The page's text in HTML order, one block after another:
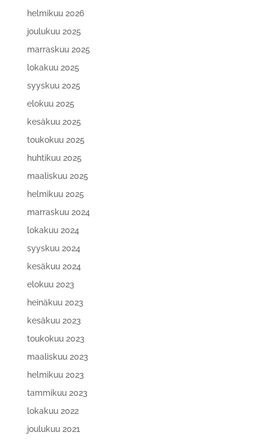
helmikuu 2026
joulukuu 2025
marraskuu 2025
lokakuu 2025
syyskuu 2025
elokuu 2025
kesäkuu 2025
toukokuu 2025
huhtikuu 2025
maaliskuu 2025
helmikuu 2025
marraskuu 2024
lokakuu 2024
syyskuu 2024
kesäkuu 2024
elokuu 2023
heinäkuu 2023
kesäkuu 2023
toukokuu 2023
maaliskuu 2023
helmikuu 2023
tammikuu 2023
lokakuu 2022
joulukuu 2021